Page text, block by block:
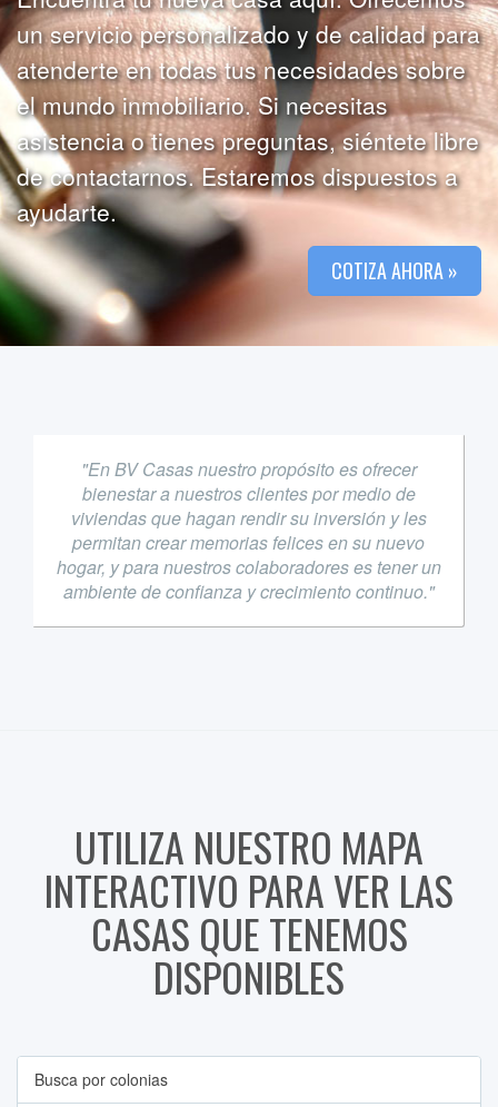
un servicio personalizado y de calidad para
atenderte en todas tus necesidades sobre
el mundo inmobiliario. Si necesitas
asistencia o tienes preguntas, siéntete libre
de contactarnos. Estaremos dispuestos a
ayudarte.
COTIZA AHORA »
"En BV Casas nuestro propósito es ofrecer
bienestar a nuestros clientes por medio de
viviendas que hagan rendir su inversión y les
permitan crear memorias felices en su nuevo
hogar, y para nuestros colaboradores es tener un
ambiente de confianza y crecimiento continuo."
UTILIZA NUESTRO MAPA
INTERACTIVO PARA VER LAS
CASAS QUE TENEMOS
DISPONIBLES
Busca por colonias